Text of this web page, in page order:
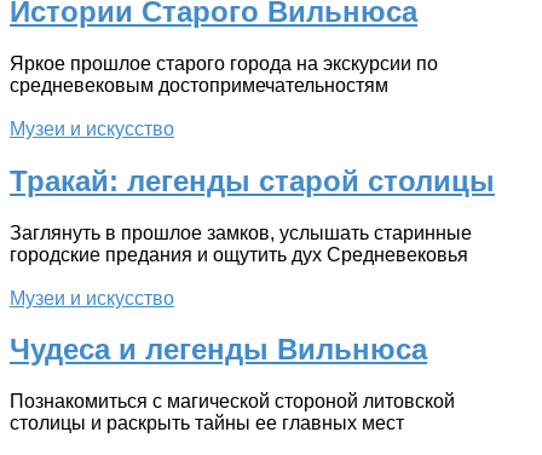
Истории Старого Вильнюса
Яркое прошлое старого города на экскурсии по
средневековым достопримечательностям
Музеи и искусство
Тракай: легенды старой столицы
Заглянуть в прошлое замков, услышать старинные
городские предания и ощутить дух Средневековья
Музеи и искусство
Чудеса и легенды Вильнюса
Познакомиться с магической стороной литовской
столицы и раскрыть тайны ее главных мест